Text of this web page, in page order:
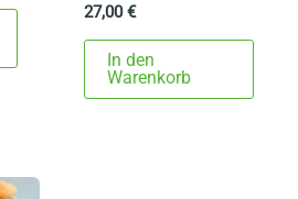
27,00€
In den
Warenkorb